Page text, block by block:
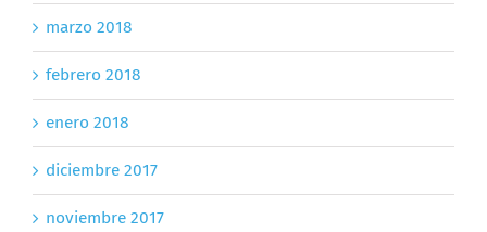
marzo 2018
febrero 2018
enero 2018
diciembre 2017
noviembre 2017